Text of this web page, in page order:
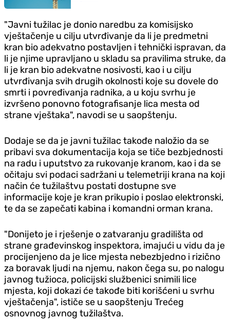
"Javni tužilac je donio naredbu za komisijsko
vještačenje u cilju utvrđivanje da li je predmetni
kran bio adekvatno postavljen i tehnički ispravan, da
li je njime upravljano u skladu sa pravilima struke, da
li je kran bio adekvatne nosivosti, kao i u cilju
utvrđivanja svih drugih okolnosti koje su dovele do
smrti i povređivanja radnika, a u koju svrhu je
izvršeno ponovno fotografisanje lica mesta od
strane vještaka", navodi se u saopštenju.
Dodaje se da je javni tužilac takođe naložio da se
pribavi sva dokumentacija koja se tiče bezbjednosti
na radu i uputstvo za rukovanje kranom, kao i da se
očitaju svi podaci sadržani u telemetriji krana na koji
način će tužilaštvu postati dostupne sve
informacije koje je kran prikupio i poslao elektronski,
te da se zapečati kabina i komandni orman krana.
"Donijeto je i rješenje o zatvaranju gradilišta od
strane građevinskog inspektora, imajući u vidu da je
procijenjeno da je lice mjesta nebezbjedno i rizično
za boravak ljudi na njemu, nakon čega su, po nalogu
javnog tužioca, policijski službenici snimili lice
mjesta, koji dokazi će takođe biti korišćeni u svrhu
vještačenja", ističe se u saopštenju Trećeg
osnovnog javnog tužilaštva.